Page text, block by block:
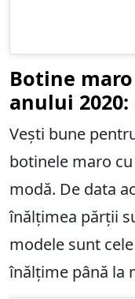
Botine
anului
Vești bune
botinele maro
modă. De data
înălțimea părții
modele sunt
înălțime până la